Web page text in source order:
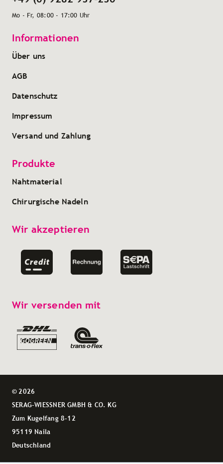
Mo - Fr, 08:00 - 17:00 Uhr
Informationen
Über uns
AGB
Datenschutz
Impressum
Versand und Zahlung
Produkte
Nahtmaterial
Chirurgische Nadeln
Wir akzeptieren
Wir versenden mit
© 2026
SERAG-WIESSNER GMBH & CO. KG
Zum Kugelfang 8–12
95119 Naila
Deutschland